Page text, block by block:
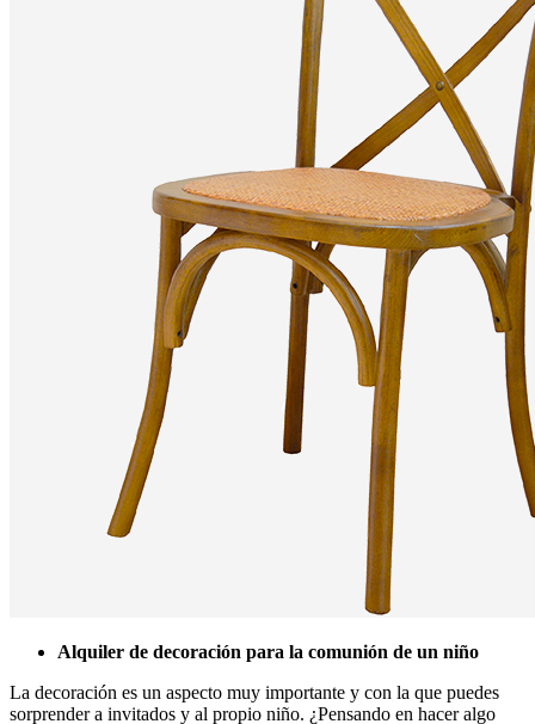
Alquiler de decoración para la comunión de un niño
La decoración es un aspecto muy importante y con la que puedes
sorprender a invitados y al propio niño. ¿Pensando en hacer algo